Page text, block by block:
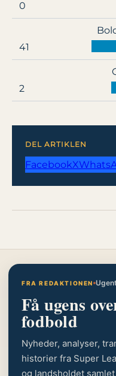
0
41
2
DEL ARTIKLEN
FacebookX
FRA REDAKTIONEN
Få ugens
fodbold
Nyheder, analyser,
historier fra Super
og landsholdet